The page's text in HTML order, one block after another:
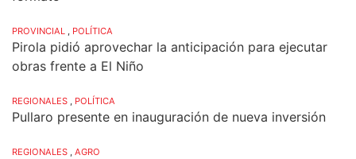
PROVINCIAL , POLÍTICA
Pirola pidió aprovechar la anticipación para ejecutar
obras frente a El Niño
REGIONALES , POLÍTICA
Pullaro presente en inauguración de nueva inversión
REGIONALES , AGRO